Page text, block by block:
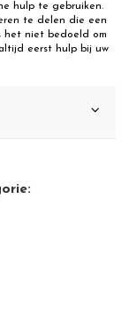
hulp te gebruiken.
te delen die een
het niet bedoeld om
eerst hulp bij uw